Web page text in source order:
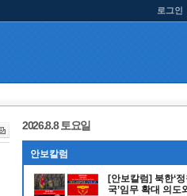
로그인
2026.8.8 토요일
안보칼럼
[안보칼럼] 북한‘
국’임무 확대 의도